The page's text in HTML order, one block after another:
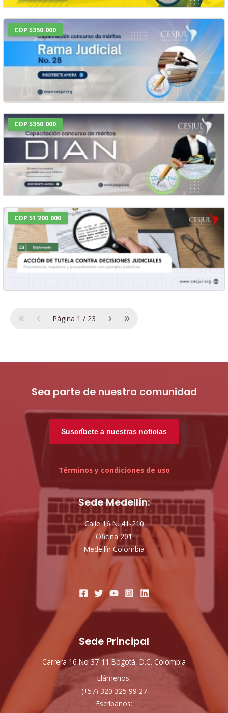
COP $350.000
COP $350.000
COP $1'200.000
« ‹ › »
Página 1 / 23
Sea parte de nuestra comunidad
Suscríbete a nuestras noticias
Términos y condiciones de uso
Sede Medellín:
Calle 16 N. 41-210
Oficina 201
Medellín Colombia
Sede Principal
Carrera 16 No 37-11 Bogotá, D.C. Colombia
Llámenos:
(+57) 320 325 99 27
Escribanos: